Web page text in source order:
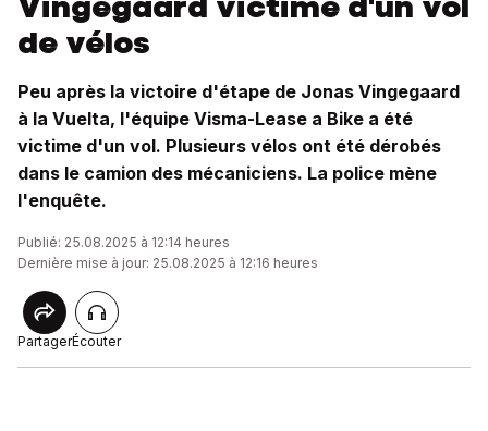
de vélos
Peu après la victoire d'étape de Jonas Vingegaard
à la Vuelta, l'équipe Visma-Lease a Bike a été
victime d'un vol. Plusieurs vélos ont été dérobés
dans le camion des mécaniciens. La police mène
l'enquête.
Publié: 25.08.2025 à 12:14 heures
Dernière mise à jour: 25.08.2025 à 12:16 heures
PartagerÉcouter